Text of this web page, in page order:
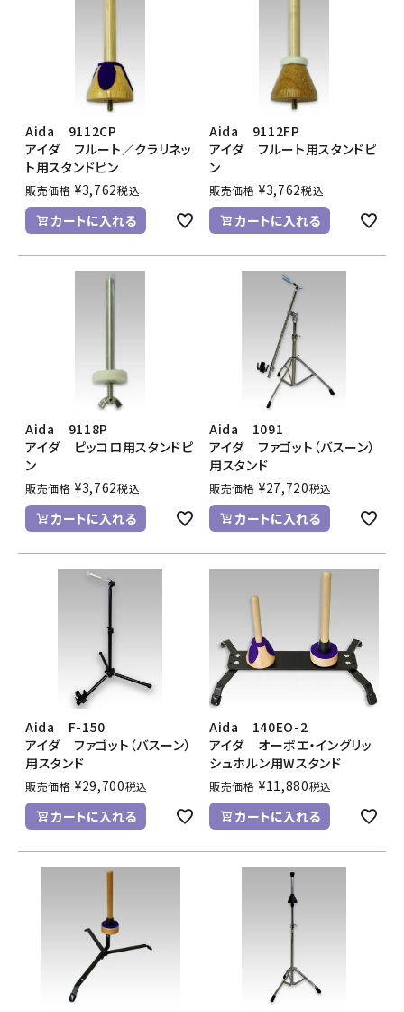
Aida 9112CP
アイダ フルート／クラリネッ
ト用スタンドピン
販売価格 ¥3,762税込
カートに入れる
Aida 9112FP
アイダ フルート用スタンドピ
ン
販売価格 ¥3,762税込
カートに入れる
Aida 9118P
アイダ ピッコロ用スタンドピ
ン
販売価格 ¥3,762税込
カートに入れる
Aida 1091
アイダ ファゴット（バスーン）
用スタンド
販売価格 ¥27,720税込
カートに入れる
Aida F-150
アイダ ファゴット（バスーン）
用スタンド
販売価格 ¥29,700税込
カートに入れる
Aida 140EO-2
アイダ オーボエ・イングリッ
シュホルン用Wスタンド
販売価格 ¥11,880税込
カートに入れる